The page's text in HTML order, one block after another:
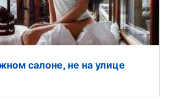
салоне, не на улице